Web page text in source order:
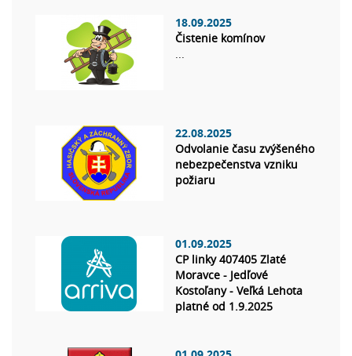
18.09.2025
Čistenie komínov
...
22.08.2025
Odvolanie času zvýšeného
nebezpečenstva vzniku
požiaru
01.09.2025
CP linky 407405 Zlaté
Moravce - Jedľové
Kostoľany - Veľká Lehota
platné od 1.9.2025